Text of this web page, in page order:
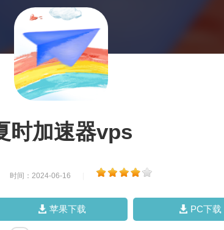
时加速器vps
时间：2024-06-16
苹果下载 PC下载